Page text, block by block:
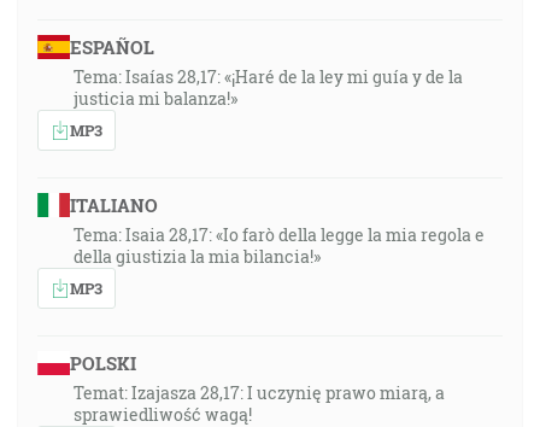
ESPAÑOL
Tema: Isaías 28,17: «¡Haré de la ley mi guía y de la
justicia mi balanza!»
MP3
ITALIANO
Tema: Isaia 28,17: «Io farò della legge la mia regola e
della giustizia la mia bilancia!»
MP3
POLSKI
Temat: Izajasza 28,17: I uczynię prawo miarą, a
sprawiedliwość wagą!